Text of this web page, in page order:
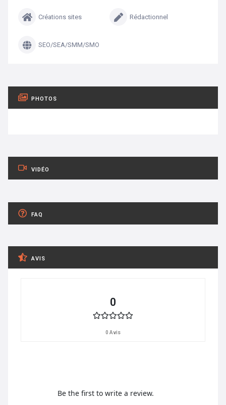
Créations sites Rédactionnel
SEO/SEA/SMM/SMO
PHOTOS
VIDÉO
FAQ
AVIS
0
0 Avis
Be the first to write a review.